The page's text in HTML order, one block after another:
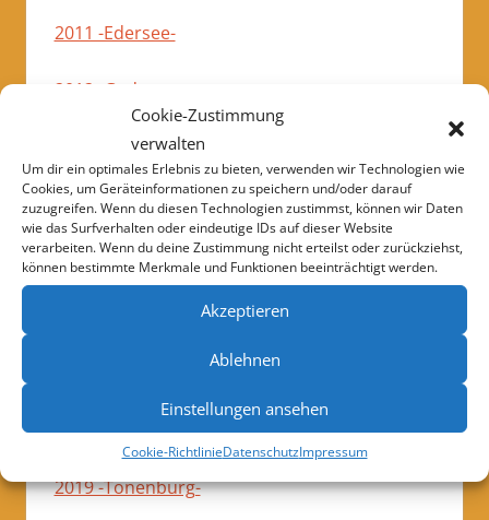
Cookie-Zustimmung
verwalten
Um dir ein optimales Erlebnis zu bieten, verwenden wir Technologien wie
Cookies, um Geräteinformationen zu speichern und/oder darauf
zuzugreifen. Wenn du diesen Technologien zustimmst, können wir Daten
wie das Surfverhalten oder eindeutige IDs auf dieser Website
verarbeiten. Wenn du deine Zustimmung nicht erteilst oder zurückziehst,
können bestimmte Merkmale und Funktionen beeinträchtigt werden.
Akzeptieren
Ablehnen
Einstellungen ansehen
Cookie-RichtlinieDatenschutzImpressum
2011 -Edersee-
2012 -Gedern-
2013 -Gedern-
2014 -Gedern-
2015 -Pielenhofen-
2016 -Domäne Stiege-
2017 -Edersee -Asel-Süd- Eurotreffen
2018 -Tonenburg-
2019 -Tonenburg-